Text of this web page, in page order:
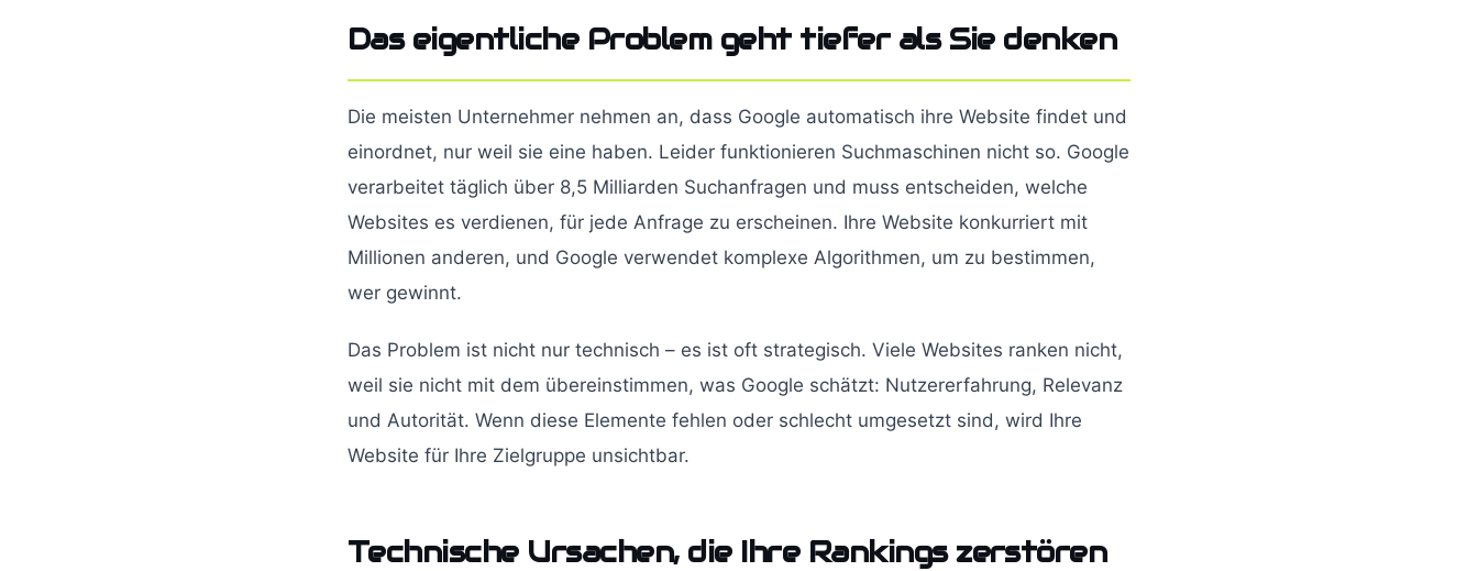
Das eigentliche Problem geht tiefer als Sie denken
Die meisten Unternehmer nehmen an, dass Google automatisch ihre Website findet und
einordnet, nur weil sie eine haben. Leider funktionieren Suchmaschinen nicht so. Google
verarbeitet täglich über 8,5 Milliarden Suchanfragen und muss entscheiden, welche
Websites es verdienen, für jede Anfrage zu erscheinen. Ihre Website konkurriert mit
Millionen anderen, und Google verwendet komplexe Algorithmen, um zu bestimmen,
wer gewinnt.
Das Problem ist nicht nur technisch – es ist oft strategisch. Viele Websites ranken nicht,
weil sie nicht mit dem übereinstimmen, was Google schätzt: Nutzererfahrung, Relevanz
und Autorität. Wenn diese Elemente fehlen oder schlecht umgesetzt sind, wird Ihre
Website für Ihre Zielgruppe unsichtbar.
Technische Ursachen, die Ihre Rankings zerstören